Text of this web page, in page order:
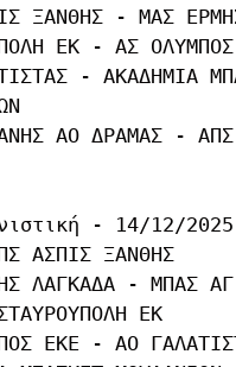
ΞΑΝΘΗΣ - ΜΑΣ
ΕΚ - ΑΣ
- ΑΚΑΔΗΜΙΑ
ΑΟ ΔΡΑΜΑΣ -
- 14/12/2025
ΑΣΠΙΣ ΞΑΝΘΗΣ
ΛΑΓΚΑΔΑ - ΜΠΑΣ
ΕΚ
ΕΚΕ - ΑΟ